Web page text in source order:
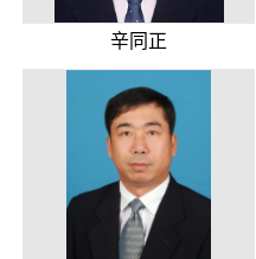
辛同正